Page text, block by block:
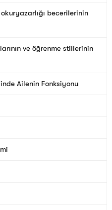
becerilerinin
ve öğrenme stillerinin
Ailenin Fonksiyonu